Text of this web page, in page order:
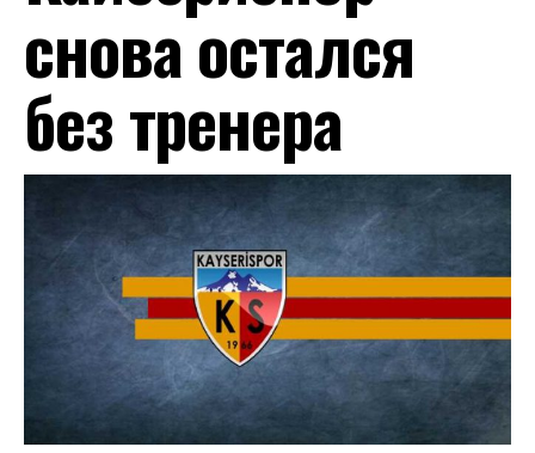
снова остался
без тренера